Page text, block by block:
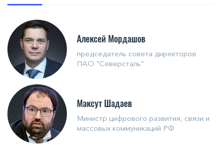
Алексей Мордашов
председатель совета директоров
ПАО "Северсталь"
Максут Шадаев
Министр цифрового развития, связи и
массовых коммуникаций РФ